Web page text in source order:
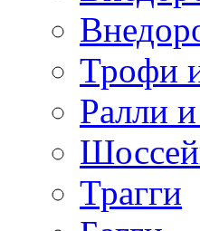
Трофи
Ралли
Трагги